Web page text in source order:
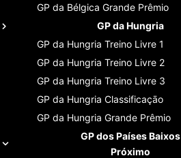
GP da Bélgica Grande Prêmio
GP da Hungria
GP da Hungria Treino Livre 1
GP da Hungria Treino Livre 2
GP da Hungria Treino Livre 3
GP da Hungria Classificaçāo
GP da Hungria Grande Prêmio
GP dos Países Baixos
Próximo